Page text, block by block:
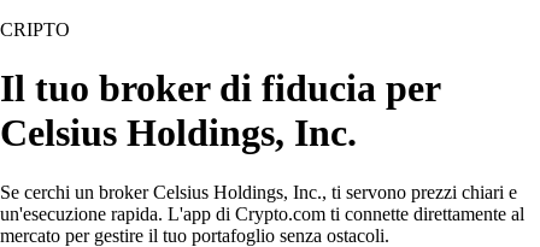
CRIPTO
Il tuo broker di fiducia per
Celsius Holdings, Inc.
Se cerchi un broker Celsius Holdings, Inc., ti servono prezzi chiari e
un'esecuzione rapida. L'app di Crypto.com ti connette direttamente al
mercato per gestire il tuo portafoglio senza ostacoli.